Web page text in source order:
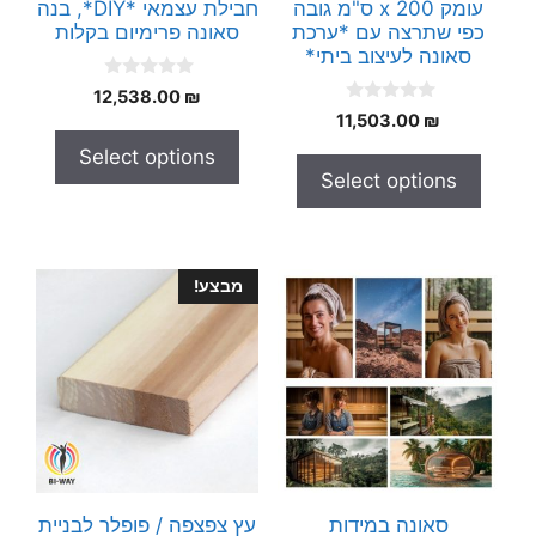
עומק x 200 ס"מ גובה
כפי שתרצה עם *ערכת
סאונה לעיצוב ביתי*
0
o
o
11,503.00 ₪
Select options
חבילת עצמאי *DIY*, בנה
סאונה פרימיום בקלות
0
o
o
12,538.00 ₪
Select options
סאונה במידות
מבצע!
עץ צפצפה / פופלר לבניית